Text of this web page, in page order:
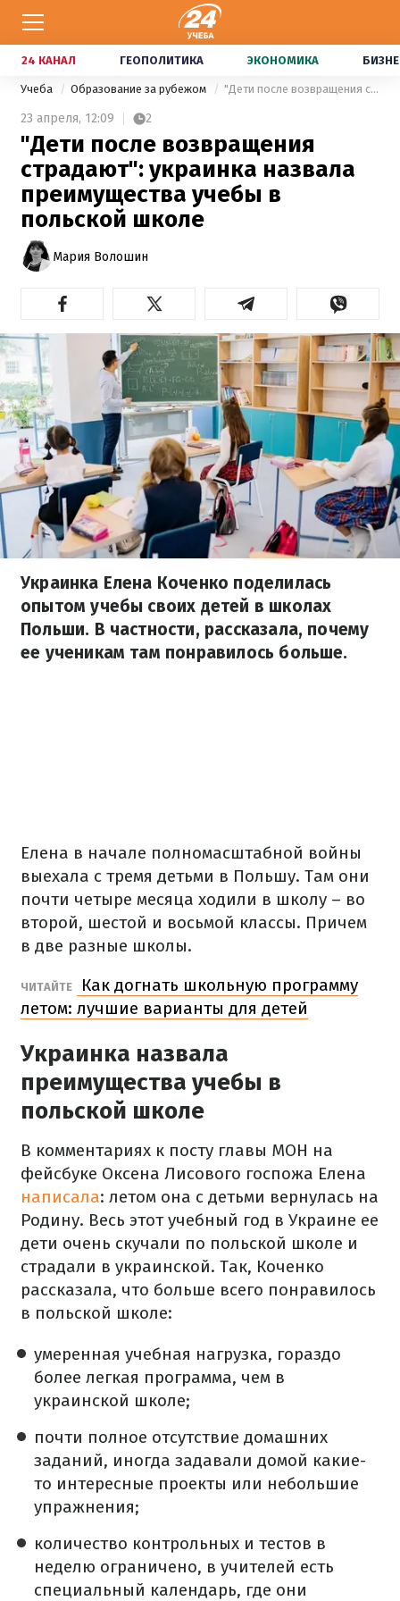
24 КАНАЛ ГЕОПОЛИТИКА ЭКОНОМИКА
Учеба Образование за рубежом "Дети после возвращения страдают": украинка назвала преимущества учебы в польской школе
23 апреля, 12:09 2
"Дети после возвращения
страдают": украинка назвала
преимущества учебы в
польской школе
Мария Волошин
Украинка Елена Коченко поделилась
опытом учебы своих детей в школах
Польши. В частности, рассказала, почему
ее ученикам там понравилось больше.
Елена в начале полномасштабной войны
выехала с тремя детьми в Польшу. Там они
почти четыре месяца ходили в школу – во
второй, шестой и восьмой классы. Причем
в две разные школы.
ЧИТАЙТЕ
Как догнать школьную программу
летом: лучшие варианты для детей
Украинка назвала
преимущества учебы в
польской школе
В комментариях к посту главы МОН на
фейсбуке Оксена Лисового госпожа Елена
написала: летом она с детьми вернулась на
Родину. Весь этот учебный год в Украине ее
дети очень скучали по польской школе и
страдали в украинской. Так, Коченко
рассказала, что больше всего понравилось
в польской школе:
умеренная учебная нагрузка, гораздо
более легкая программа, чем в
украинской школе;
почти полное отсутствие домашних
заданий, иногда задавали домой какие-
то интересные проекты или небольшие
упражнения;
количество контрольных и тестов в
неделю ограничено, в учителей есть
специальный календарь, где они